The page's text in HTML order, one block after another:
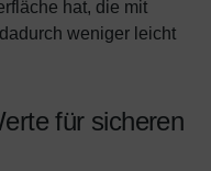
hat, die mit
weniger leicht
für sicheren